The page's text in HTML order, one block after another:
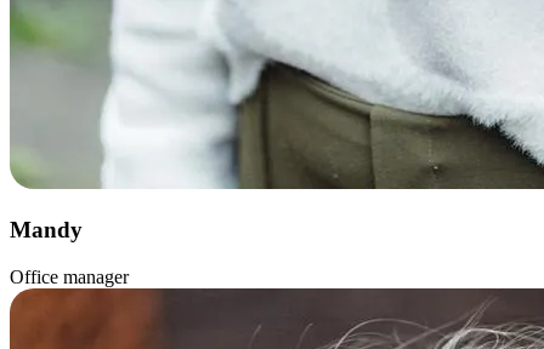
Mandy
Office manager